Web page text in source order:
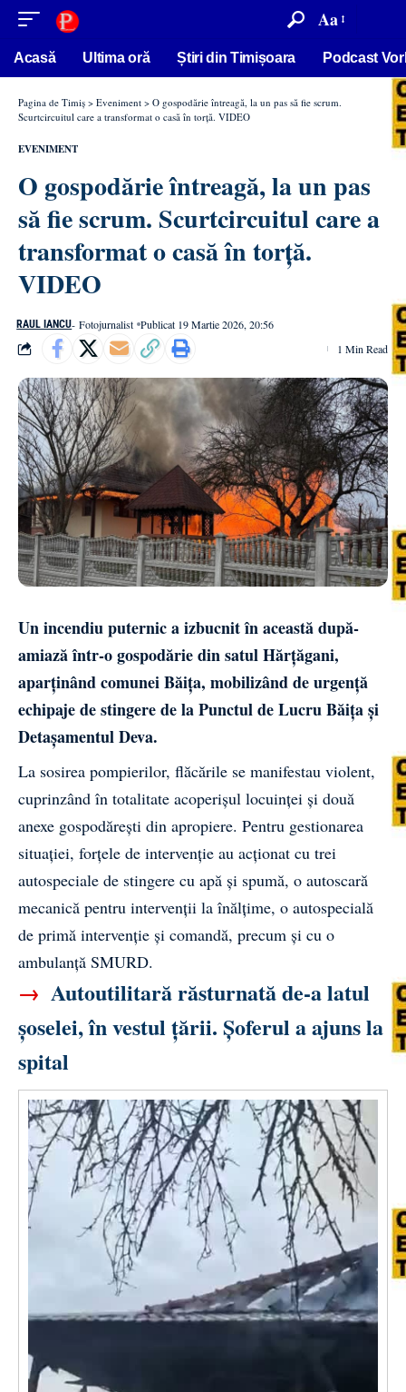
conținut Aa
Acasă Ultima oră Știri din Timișoara Podcast
Pagina de Timiș > Eveniment > O gospodărie întreagă, la un pas să fie scrum.
Scurtcircuitul care a transformat o casă în torță. VIDEO
EVENIMENT
O gospodărie întreagă, la un pas
să fie scrum. Scurtcircuitul care a
transformat o casă în torță.
VIDEO
RAUL IANCU- Fotojurnalist Publicat 19 Martie 2026, 20:56
1 Min Read
Un incendiu puternic a izbucnit în această după-
amiază într-o gospodărie din satul Hărțăgani,
aparținând comunei Băița, mobilizând de urgență
echipaje de stingere de la Punctul de Lucru Băița și
Detașamentul Deva.
La sosirea pompierilor, flăcările se manifestau violent,
cuprinzând în totalitate acoperișul locuinței și două
anexe gospodărești din apropiere. Pentru gestionarea
situației, forțele de intervenție au acționat cu trei
autospeciale de stingere cu apă și spumă, o autoscară
mecanică pentru intervenții la înălțime, o autospecială
de primă intervenție și comandă, precum și cu o
ambulanță SMURD.
→ Autoutilitară răsturnată de-a latul
șoselei, în vestul țării. Șoferul a ajuns la
spital
Video
Player